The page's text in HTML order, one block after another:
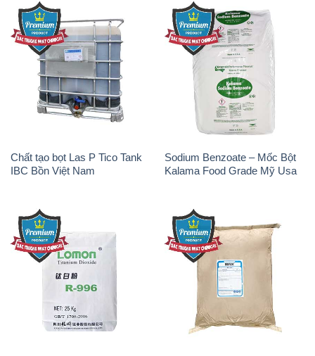
Chất tạo bọt Las P Tico Tank
IBC Bồn Việt Nam
Sodium Benzoate – Mốc Bột
Kalama Food Grade Mỹ Usa